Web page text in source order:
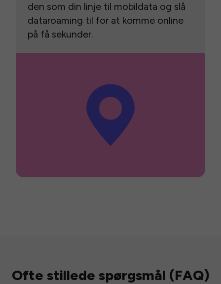
den som din linje til mobildata og slå
dataroaming til for at komme online
på få sekunder.
Ofte stillede spørgsmål (FAQ)